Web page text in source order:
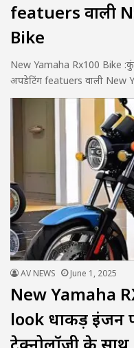
featuers वाली
Bike
New Yamaha Rx100 Bike
अपडेटिंग featuers वाली New
AV NEWS June 1, 2025
New Yamaha
look धाकड़ इंजन